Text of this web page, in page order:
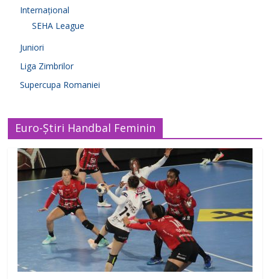
Internațional
SEHA League
Juniori
Liga Zimbrilor
Supercupa Romaniei
Euro-Știri Handbal Feminin